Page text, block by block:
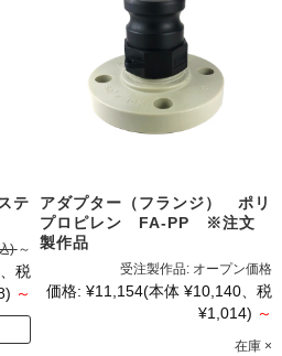
テ
) ～
税
～
アダプター（フランジ） ポリ
プロピレン FA-PP ※注文
製作品
受注製作品: オープン価格
価格: ¥11,154(本体 ¥10,140、税
¥1,014) ～
在庫 ×